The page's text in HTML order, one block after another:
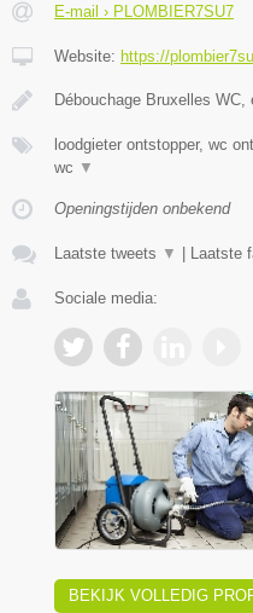
E-mail › PLOMBIER7SU7
Website: https://
Débouchage Bruxelles
loodgieter ontstopper, wc
wc ▼
Openingstijden onbekend
Laatste tweets ▼ Laatste
Sociale media:
BEKIJK VOLLEDIG